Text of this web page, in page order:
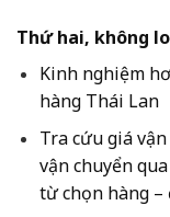
Thứ hai, không
Kinh nghiệm
hàng Thái Lan
Tra cứu giá
vận chuyển
từ chọn hàng –